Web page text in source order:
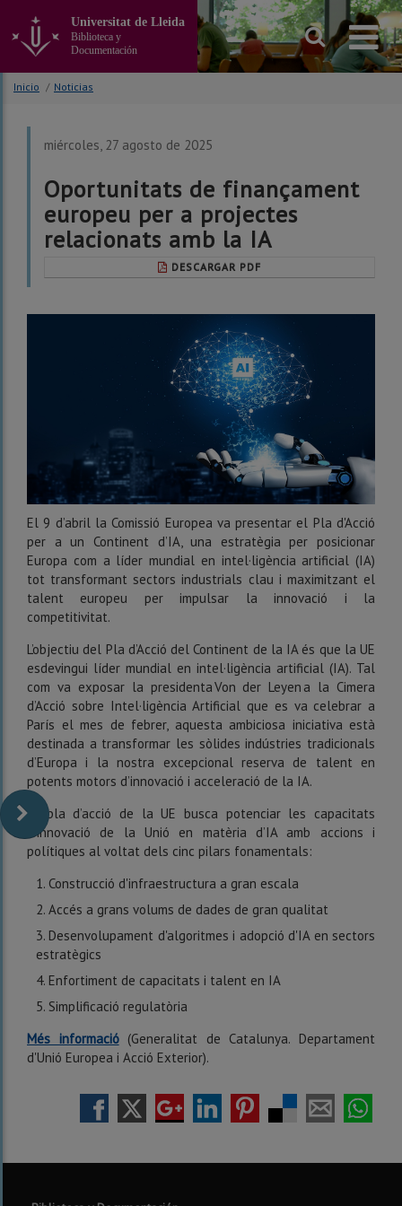
contenido
principal
Universitat de Lleida
Biblioteca y
Documentación
Inicio / Noticias
miércoles, 27 agosto de 2025
Oportunitats de finançament
europeu per a projectes
relacionats amb la IA
DESCARGAR PDF
El 9 d’abril la Comissió Europea va presentar el Pla d'Acció
per a un Continent d’IA, una estratègia per posicionar
Europa com a líder mundial en intel·ligència artificial (IA)
tot transformant sectors industrials clau i maximitzant el
talent europeu per impulsar la innovació i la
competitivitat.
L’objectiu del Pla d’Acció del Continent de la IA és que la UE
esdevingui líder mundial en intel·ligència artificial (IA). Tal
com va exposar la presidenta Von der Leyen a la Cimera
d’Acció sobre Intel·ligència Artificial que es va celebrar a
París el mes de febrer, aquesta ambiciosa iniciativa està
destinada a transformar les sòlides indústries tradicionals
d’Europa i la nostra excepcional reserva de talent en
potents motors d’innovació i acceleració de la IA.
El pla d’acció de la UE busca potenciar les capacitats
d’innovació de la Unió en matèria d’IA amb accions i
polítiques al voltat dels cinc pilars fonamentals:
Construcció d'infraestructura a gran escala
Accés a grans volums de dades de gran qualitat
Desenvolupament d'algoritmes i adopció d'IA en sectors
estratègics
Enfortiment de capacitats i talent en IA
Simplificació regulatòria
Més informació (Generalitat de Catalunya. Departament
d'Unió Europea i Acció Exterior).